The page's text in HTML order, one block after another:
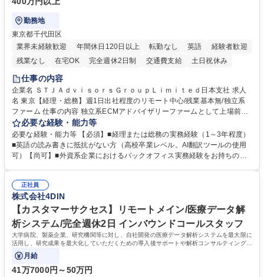
勤務地
東京都千代田区
業界未経験歓迎
年間休日120日以上 転勤なし 英語
経験者歓迎
残業なし
在宅OK 完全週休2日制 交通費支給 土日祝休み
仕事の内容
企業名 ＳＴＪＡｄｖｉｓｏｒｓＧｒｏｕｐＬｉｍｉｔｅｄ日本支社 求人
名 東京【経理・総務】週1日出社程度のリモート中心/残業基本無/独立系
ファーム 仕事の内容 独立系ECMアドバイザリーファームとして上場前後
の資本市場戦略を設計する当社にて経理・総務をお任せします。基礎的な
バックオフィス業務からスタートし組織を支える専任担当として広く活躍
できる環境です。 ■日常経理、月次および年次決算サポート業務 ■本国
（グローバル）との英文メール対応（AI翻訳ツール等を使用しての対応で
業務をお任せします。残業も基本的には発生せず、ご自身のペースで業務
を進めやすく定着率の高い環境です。 募集職種 東京【経理・総務】週1日
出社程度のリモート中心/残業基本無/独立系ファーム
必要な経験・能力等
必要な経験・能力等 【必須】■経理または総務の実務経験（1～3年程度）
■英語の読み書きに抵抗がない方（高校卒業レベル。AI翻訳ツールの使用
可）【尚可】■外資系企業におけるバックオフィス実務経験をお持ちの方
【働き方について】現在は週4日程度の在宅勤務を実施しており、ワーク
ライフバランスを重視する方に最適な環境です（フルリモートも面接で相
談可）。【求める人物像】幅広いバックオフィス業務に柔軟に対応でき、
社内外と円滑にコミュニケーションを取りながら業務を推進できる方 学
歴・資格 学歴：大学院 大学 高専 短大 専修学校 高校 語学力： 資格：
正社員
株式会社4DIN
【カスタマーサクセス】リモートメイン/医療データ解
析システム/完全週休2日 インバウンドコールスタッフ
大学病院、製薬企業、研究機関等に対し、自社開発の医療データ解析システムを最大限に
活用し、研究成果を最大化していただくための導入後サポートや解析コンサルティング、
活用アドバイス業務等をお任せします。
月給
41万7000円～50万円